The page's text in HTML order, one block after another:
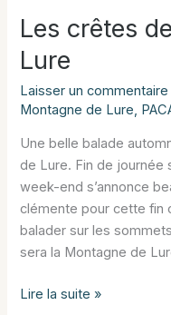
Les crêtes
Lure
Laisser un commentaire
Montagne de Lure,
Une belle balade
de Lure. Fin de journée
week-end s’annonce
clémente pour cette fin
balader sur les
sera la Montagne de
Les
Lire la suite »